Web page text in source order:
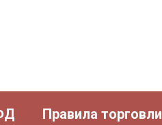
Правила торговли